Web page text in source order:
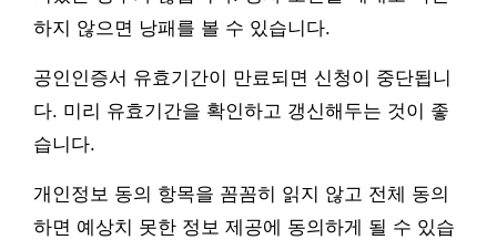
하지 않으면 낭패를 볼 수 있습니다.
공인인증서 유효기간이 만료되면 신청이 중단됩니
다. 미리 유효기간을 확인하고 갱신해두는 것이 좋
습니다.
개인정보 동의 항목을 꼼꼼히 읽지 않고 전체 동의
하면 예상치 못한 정보 제공에 동의하게 될 수 있습